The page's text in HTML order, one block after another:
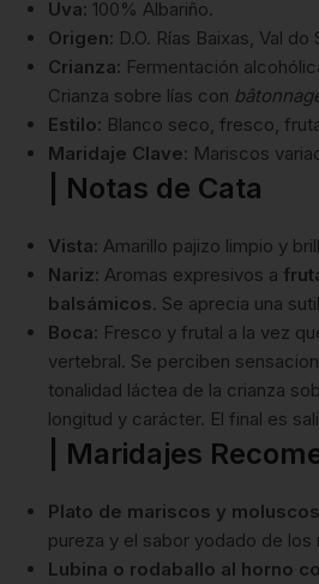
Uva: 100% Albariño.
Origen: D.O. Rías Baixas, Val
Crianza: Fermentación
Crianza sobre lías con
Estilo: Blanco seco, fresco,
Maridaje Clave: Mariscos
| Notas de Cata
Vista: Amarillo pajizo limpio y
Nariz: Aromas expresivos a
balsámicos. Se aprecia una
Boca: Fresco y frutal a la vez
vertebral. Se perciben
tonalidad láctea de la crianza
longitud y carácter. El final es
| Maridajes
Plato de mariscos y
pureza y el sabor yodado de los
Lubina o rodaballo al horno